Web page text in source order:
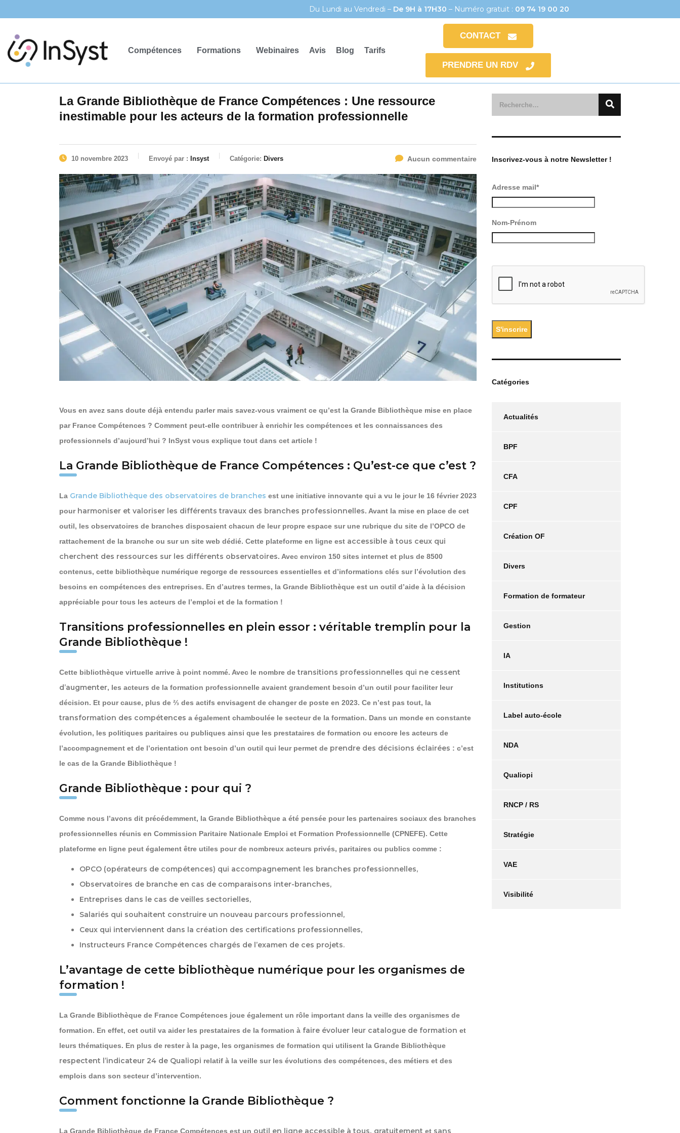
Du Lundi au Vendredi – De 9H à 17H30 – Numéro gratuit : 09 74 19 00 20
Compétences Formations Webinaires Avis Blog Tarifs
CONTACT
PRENDRE UN RDV
La Grande Bibliothèque de France Compétences : Une ressource
inestimable pour les acteurs de la formation professionnelle
10 novembre 2023 Envoyé par : Insyst Catégorie: Divers Aucun commentaire
Vous en avez sans doute déjà entendu parler mais savez-vous vraiment ce qu’est la Grande Bibliothèque mise en place
par France Compétences ? Comment peut-elle contribuer à enrichir les compétences et les connaissances des
professionnels d’aujourd’hui ? InSyst vous explique tout dans cet article !
La Grande Bibliothèque de France Compétences : Qu’est-ce que c’est ?
La Grande Bibliothèque des observatoires de branches est une initiative innovante qui a vu le jour le 16 février 2023
pour harmoniser et valoriser les différents travaux des branches professionnelles. Avant la mise en place de cet
outil, les observatoires de branches disposaient chacun de leur propre espace sur une rubrique du site de l’OPCO de
rattachement de la branche ou sur un site web dédié. Cette plateforme en ligne est accessible à tous ceux qui
cherchent des ressources sur les différents observatoires. Avec environ 150 sites internet et plus de 8500
contenus, cette bibliothèque numérique regorge de ressources essentielles et d’informations clés sur l’évolution des
besoins en compétences des entreprises. En d’autres termes, la Grande Bibliothèque est un outil d’aide à la décision
appréciable pour tous les acteurs de l’emploi et de la formation !
Transitions professionnelles en plein essor : véritable tremplin pour la
Grande Bibliothèque !
Cette bibliothèque virtuelle arrive à point nommé. Avec le nombre detransitions professionnelles qui ne cessent
d’augmenter, les acteurs de la formation professionnelle avaient grandement besoin d’un outil pour faciliter leur
décision. Et pour cause, plus de ⅔ des actifs envisagent de changer de poste en 2023. Ce n’est pas tout, la
transformation des compétences a également chamboulée le secteur de la formation. Dans un monde en constante
évolution, les politiques paritaires ou publiques ainsi que les prestataires de formation ou encore les acteurs de
l’accompagnement et de l’orientation ont besoin d’un outil qui leur permet de prendre des décisions éclairées : c’est
le cas de la Grande Bibliothèque !
Grande Bibliothèque : pour qui ?
Comme nous l’avons dit précédemment, la Grande Bibliothèque a été pensée pour les partenaires sociaux des branches
professionnelles réunis en Commission Paritaire Nationale Emploi et Formation Professionnelle (CPNEFE). Cette
plateforme en ligne peut également être utiles pour de nombreux acteurs privés, paritaires ou publics comme :
OPCO (opérateurs de compétences) qui accompagnement les branches professionnelles,
Observatoires de branche en cas de comparaisons inter-branches,
Entreprises dans le cas de veilles sectorielles,
Salariés qui souhaitent construire un nouveau parcours professionnel,
Ceux qui interviennent dans la création des certifications professionnelles,
Instructeurs France Compétences chargés de l’examen de ces projets.
L’avantage de cette bibliothèque numérique pour les organismes de
formation !
La Grande Bibliothèque de France Compétences joue également un rôle important dans la veille des organismes de
formation. En effet, cet outil va aider les prestataires de la formation à faire évoluer leur catalogue de formation et
leurs thématiques. En plus de rester à la page, les organismes de formation qui utilisent la Grande Bibliothèque
respectent l’indicateur 24 de Qualiopi relatif à la veille sur les évolutions des compétences, des métiers et des
emplois dans son secteur d’intervention.
Comment fonctionne la Grande Bibliothèque ?
La Grande Bibliothèque de France Compétences est un outil en ligne accessible à tous, gratuitement et sans
Inscrivez-vous à notre Newsletter !
Adresse mail*
Nom-Prénom
Catégories
Actualités
BPF
CFA
CPF
Création OF
Divers
Formation de formateur
Gestion
IA
Institutions
Label auto-école
NDA
Qualiopi
RNCP / RS
Stratégie
VAE
Visibilité